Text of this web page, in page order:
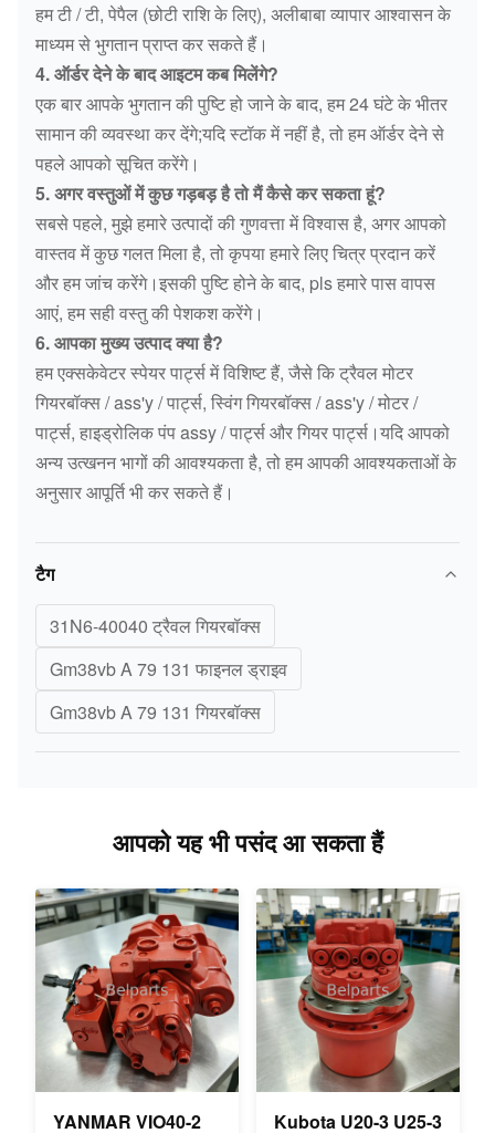
हम टी / टी, पेपैल (छोटी राशि के लिए), अलीबाबा व्यापार आश्वासन के
माध्यम से भुगतान प्राप्त कर सकते हैं।
4. ऑर्डर देने के बाद आइटम कब मिलेंगे?
एक बार आपके भुगतान की पुष्टि हो जाने के बाद, हम 24 घंटे के भीतर
सामान की व्यवस्था कर देंगे;यदि स्टॉक में नहीं है, तो हम ऑर्डर देने से
पहले आपको सूचित करेंगे।
5. अगर वस्तुओं में कुछ गड़बड़ है तो मैं कैसे कर सकता हूं?
सबसे पहले, मुझे हमारे उत्पादों की गुणवत्ता में विश्वास है, अगर आपको
वास्तव में कुछ गलत मिला है, तो कृपया हमारे लिए चित्र प्रदान करें
और हम जांच करेंगे।इसकी पुष्टि होने के बाद, pls हमारे पास वापस
आएं, हम सही वस्तु की पेशकश करेंगे।
6. आपका मुख्य उत्पाद क्या है?
हम एक्सकेवेटर स्पेयर पार्ट्स में विशिष्ट हैं, जैसे कि ट्रैवल मोटर
गियरबॉक्स / ass'y / पार्ट्स, स्विंग गियरबॉक्स / ass'y / मोटर /
पार्ट्स, हाइड्रोलिक पंप assy / पार्ट्स और गियर पार्ट्स।यदि आपको
अन्य उत्खनन भागों की आवश्यकता है, तो हम आपकी आवश्यकताओं के
अनुसार आपूर्ति भी कर सकते हैं।
टैग
31N6-40040 ट्रैवल गियरबॉक्स
Gm38vb A 79 131 फाइनल ड्राइव
Gm38vb A 79 131 गियरबॉक्स
आपको यह भी पसंद आ सकता हैं
YANMAR VIO40-2
Kubota U20-3 U25-3